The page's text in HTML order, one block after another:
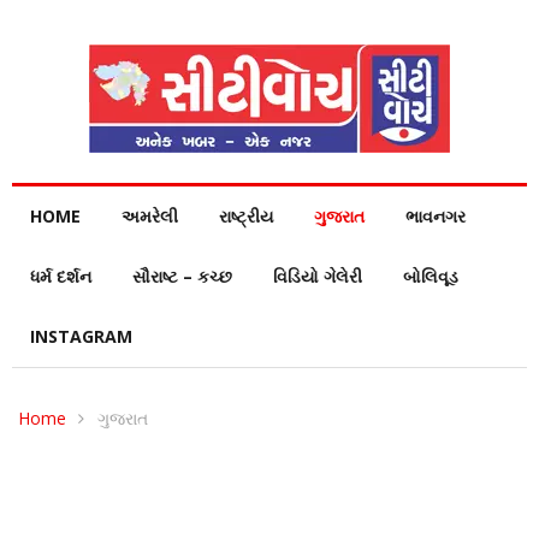
HOME અમરેલી રાષ્ટ્રીય ગુજરાત ભાવનગર
ધર્મ દર્શન સૌરાષ્ટ – કચ્છ વિડિયો ગેલેરી બોલિવૂડ
INSTAGRAM
Home ગુજરાત